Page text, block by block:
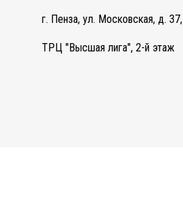
г. Пенза, ул. Московская, д. 37,
ТРЦ "Высшая лига", 2-й этаж